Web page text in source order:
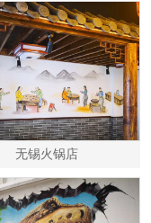
无锡火锅店